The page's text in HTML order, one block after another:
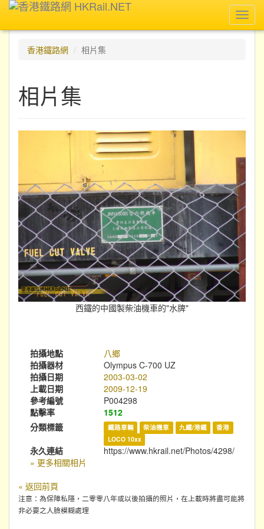
香港鐵路網
相片集
相片集
西鐵的中國製柴油機車的"水牌"
拍攝地點
八鄉
拍攝器材
Olympus C-700 UZ
拍攝日期
2003-03-02
上載日期
2009-12-19
參考編號
P004298
點擊率
1512
分類標籤
鐵路車輛 柴油機車 九鐵/港鐵
香港
LOCO 10xx
永久連結
https://www.hkrail.net/Photos/4298/
» 更多相關相片
« 返回前頁
注意：為保障私隱，二零零八年或以後拍攝的照片，在上載時將盡可能將
非必要之人臉模糊處理